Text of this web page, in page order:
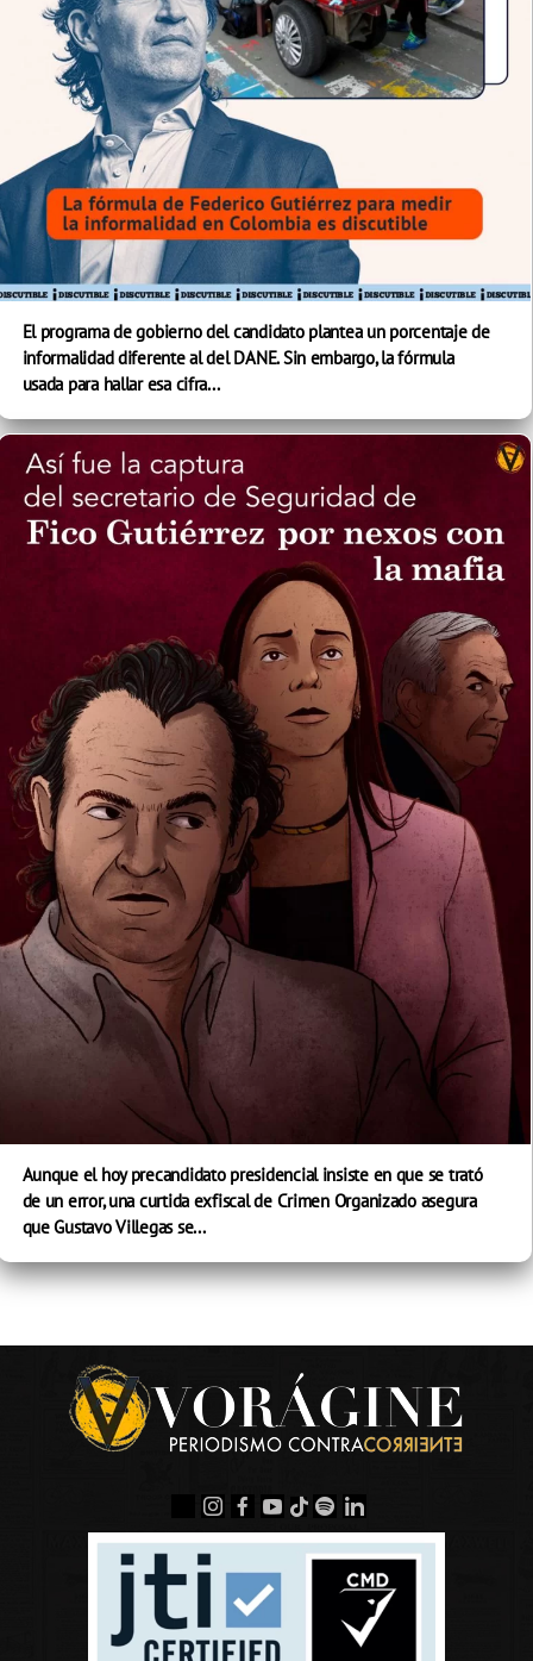
El programa de gobierno del candidato plantea un porcentaje de
informalidad diferente al del DANE. Sin embargo, la fórmula
usada para hallar esa cifra...
Aunque el hoy precandidato presidencial insiste en que se trató
de un error, una curtida exfiscal de Crimen Organizado asegura
que Gustavo Villegas se...